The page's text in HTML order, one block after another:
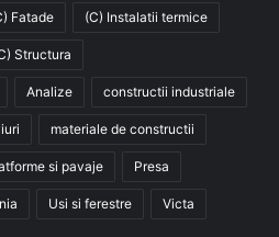
Fatade (C) Instalatii termice
Structura
Analize constructii industriale
materiale de constructii
si pavaje Presa
Usi si ferestre Victa